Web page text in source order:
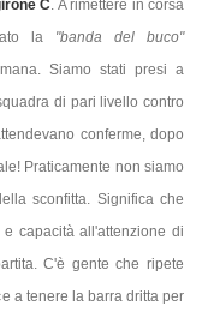
C . A rimettere in corsa
la "banda del buco"
Siamo stati presi a
di pari livello contro
conferme, dopo
Praticamente non siamo
sconfitta. Significa che
capacità all'attenzione di
C'è gente che ripete
a tenere la barra dritta per